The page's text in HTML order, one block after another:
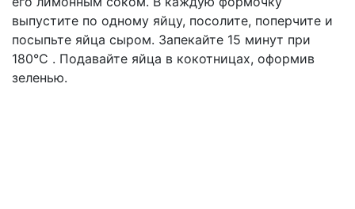
выпустите по одному яйцу, посолите, поперчите и
посыпьте яйца сыром. Запекайте 15 минут при
180°С . Подавайте яйца в кокотницах, оформив
зеленью.